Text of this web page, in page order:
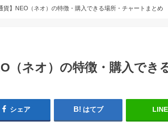
貨】NEO（ネオ）の特徴・購入できる場所・チャートまとめ
（ネオ）の特徴・購入でき
シェア はてブ LINE